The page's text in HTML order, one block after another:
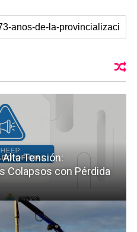
Tensión:
Colapsos con Pérdida